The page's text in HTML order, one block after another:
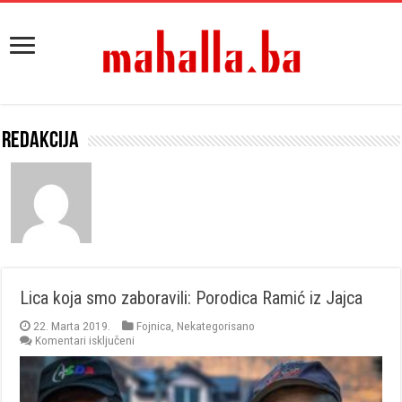
Redakcija
Lica koja smo zaboravili: Porodica Ramić iz Jajca
22. Marta 2019. Fojnica Nekategorisano
Komentari isključeni
Lica
koja
smo
zaboravili: